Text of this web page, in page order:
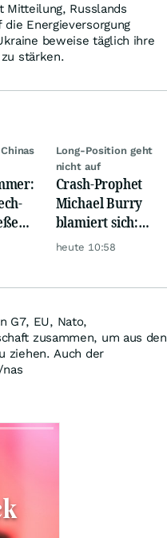
Mitteilung, Russlands
Energieversorgung
beweise täglich ihre
stärken.
Long-Position geht
nicht auf
Crash-Prophet
Michael Burry
blamiert sich:
Diese Wette taugt
heute 10:58
G7, EU, Nato,
zusammen, um aus den
ziehen. Auch der